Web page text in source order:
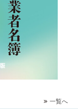
一覧へ